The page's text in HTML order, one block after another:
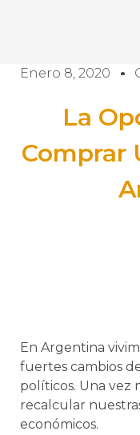
Enero 8, 2020
La
Comprar
En Argentina
fuertes cambios
políticos. Una vez
recalcular
económicos.